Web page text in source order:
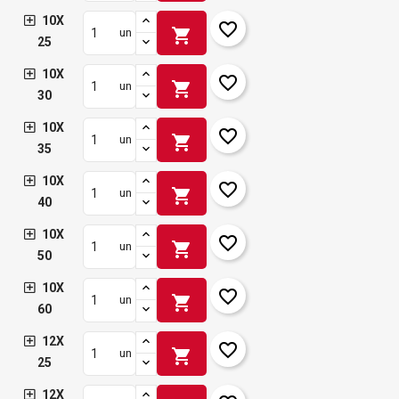
10X
25
un shopping_cart favorite_border
10X
30
un shopping_cart favorite_border
10X
35
un shopping_cart favorite_border
10X
40
un shopping_cart favorite_border
10X
50
un shopping_cart favorite_border
10X
60
un shopping_cart favorite_border
12X
25
un shopping_cart favorite_border
12X